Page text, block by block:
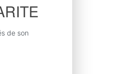
de son